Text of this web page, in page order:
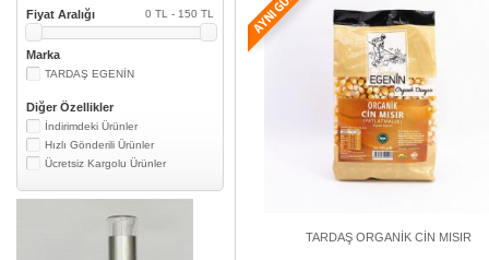
Fiyat Aralığı 0 TL - 150 TL
Marka
TARDAŞ EGENİN
Diğer Özellikler
İndirimdeki Ürünler
Hızlı Gönderili Ürünler
Ücretsiz Kargolu Ürünler
TARDAŞ ORGANİK CİN MISIR